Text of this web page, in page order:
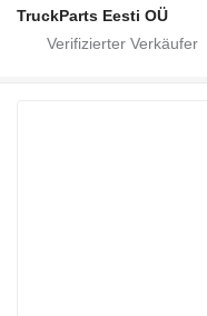
TruckParts Eesti OÜ